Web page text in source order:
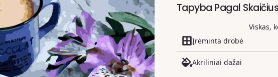
Tapyba Pagal
Viskas,
Įrėminta drobė
Akriliniai dažai